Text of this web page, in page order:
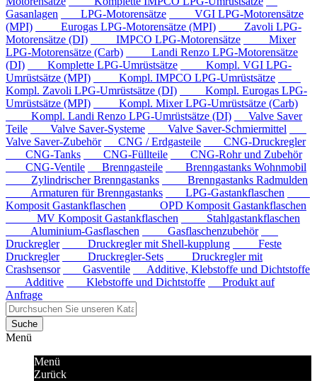
Gasanlagen
LPG-Motorensätze
VGI LPG-Motorensätze
(MPI)
Eurogas LPG-Motorensätze (MPI)
Zavoli LPG-
Motorensätze (DI)
IMPCO LPG-Motorensätze
Mixer
LPG-Motorensätze (Carb)
Landi Renzo LPG-Motorensätze
(DI)
Komplette LPG-Umrüstsätze
Kompl. VGI LPG-
Umrüstsätze (MPI)
Kompl. IMPCO LPG-Umrüstsätze
Kompl. Zavoli LPG-Umrüstsätze (DI)
Kompl. Eurogas LPG-
Umrüstsätze (MPI)
Kompl. Mixer LPG-Umrüstsätze (Carb)
Kompl. Landi Renzo LPG-Umrüstsätze (DI)
Valve Saver
Teile
Valve Saver-Systeme
Valve Saver-Schmiermittel
Valve Saver-Zubehör
CNG / Erdgasteile
CNG-Druckregler
CNG-Tanks
CNG-Füllteile
CNG-Rohr und Zubehör
CNG-Ventile
Brenngasteile
Brenngastanks Wohnmobil
Zylindrischer Brenngastanks
Brenngastanks Radmulden
Armaturen für Brenngastanks
LPG-Gastankflaschen
Komposit Gastankflaschen
OPD Komposit Gastankflaschen
MV Komposit Gastankflaschen
Stahlgastankflaschen
Aluminium-Gasflaschen
Gasflaschenzubehör
Druckregler
Druckregler mit Shell-kupplung
Feste
Druckregler
Druckregler-Sets
Druckregler mit
Crashsensor
Gasventile
Additive, Klebstoffe und Dichtstoffe
Additive
Klebstoffe und Dichtstoffe
Produkt auf
Anfrage
Suche
Menü
Menü
Zurück